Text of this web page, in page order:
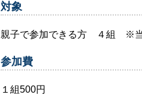
対象
親子で参加できる方 ４組 ※当
参加費
１組500円